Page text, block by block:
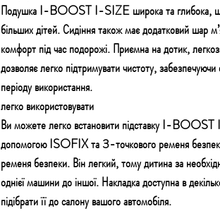
Подушка I-BOOST I-SIZE широка та глибока, що
більших дітей. Сидіння також має додатковий шар
комфорт під час подорожі. Приємна на дотик,
дозволяє легко підтримувати чистоту, забезпечуючи
періоду використання.
легко використовувати
Ви можете легко встановити підставку I-BOOST
допомогою ISOFIX та 3-точкового ременя
ременя безпеки. Він легкий, тому дитина за
однієї машини до іншої. Накладка доступна в
підібрати її до салону вашого автомобіля.